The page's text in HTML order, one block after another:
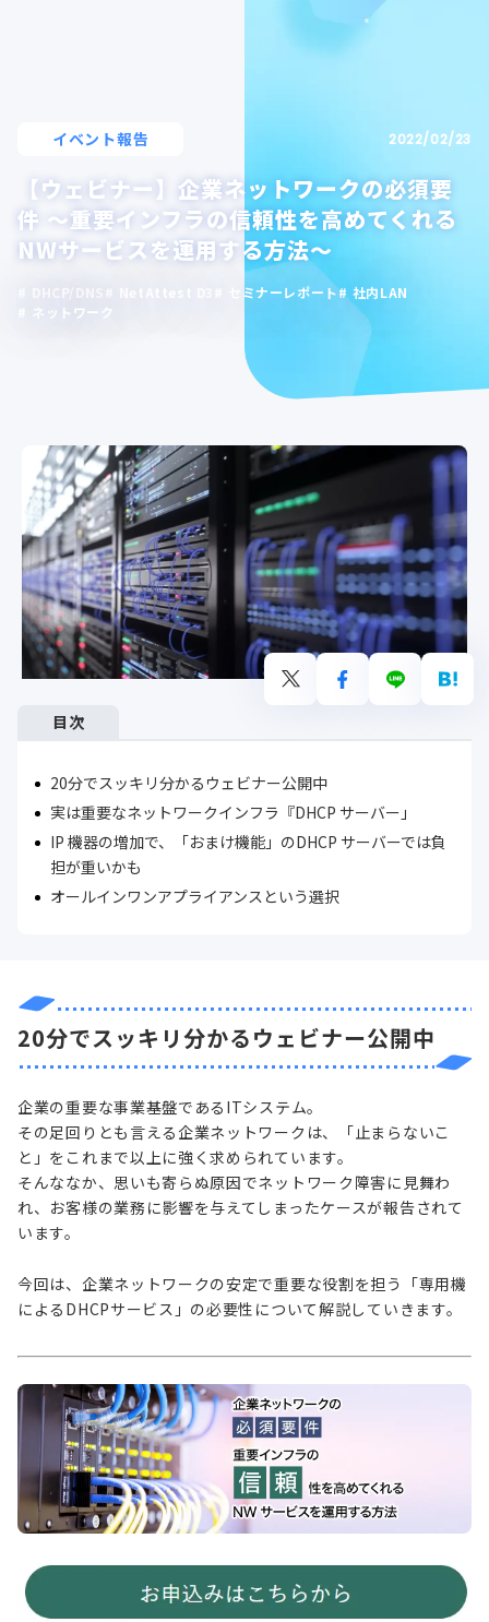
イベント報告 2022/02/23
【ウェビナー】企業ネットワークの必須要
件 ～重要インフラの信頼性を高めてくれる
NWサービスを運用する方法～
セミナーレポート
社内LAN
ネットワーク
目次
20分でスッキリ分かるウェビナー公開中
実は重要なネットワークインフラ『DHCP サーバー」
IP 機器の増加で、「おまけ機能」のDHCP サーバーでは負
担が重いかも
オールインワンアプライアンスという選択
20分でスッキリ分かるウェビナー公開中
企業の重要な事業基盤であるITシステム。
その足回りとも言える企業ネットワークは、「止まらないこ
と」をこれまで以上に強く求められています。
そんななか、思いも寄らぬ原因でネットワーク障害に見舞わ
れ、お客様の業務に影響を与えてしまったケースが報告されて
います。
今回は、企業ネットワークの安定で重要な役割を担う「専用機
によるDHCPサービス」の必要性について解説していきます。